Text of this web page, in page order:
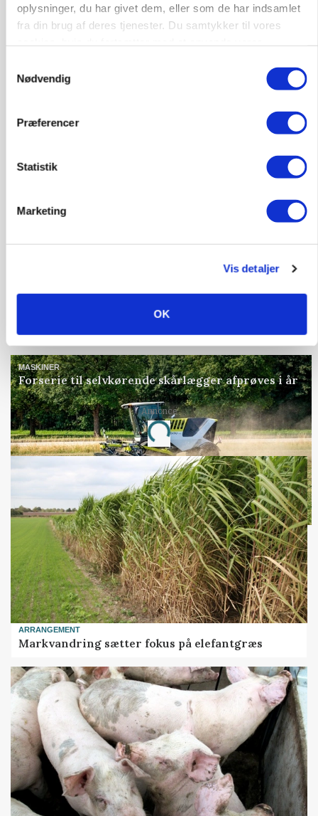
oplysninger, du har givet dem, eller som de har indsamlet
fra din brug af deres tjenester. Du samtykker til vores
Nødvendig
Præferencer
Statistik
Marketing
Vis detaljer
OK
Svineproducenter kalder Danish Crowns pris en
Annonce
MASKINER
Forserie til selvkørende skårlægger afprøves i år
Annonce
Loading...
ARRANGEMENT
Markvandring sætter fokus på elefantgræs